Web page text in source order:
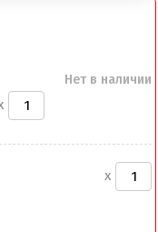
Нет в наличии
x